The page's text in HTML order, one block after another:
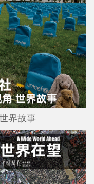
界故事